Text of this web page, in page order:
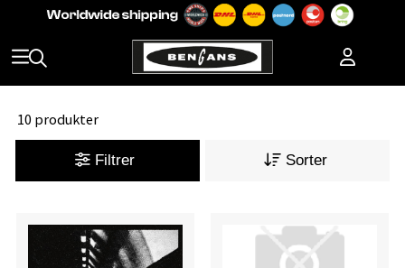
10 produkter
Filtrer Sorter